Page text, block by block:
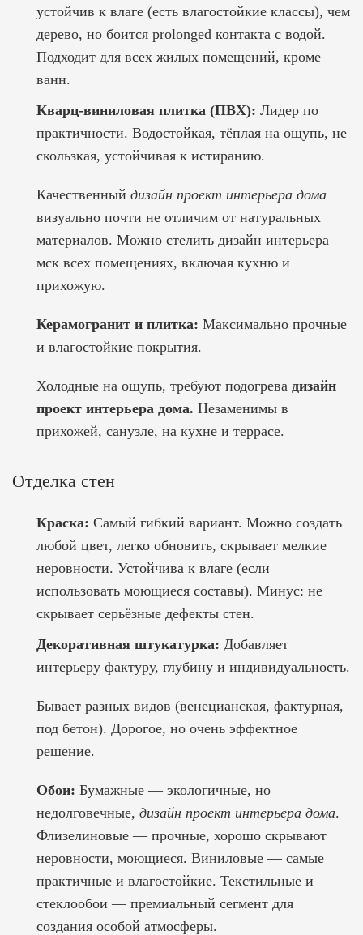
устойчив к влаге (есть влагостойкие классы), чем
дерево, но боится prolonged контакта с водой.
Подходит для всех жилых помещений, кроме
ванн.
Кварц-виниловая плитка (ПВХ): Лидер по
практичности. Водостойкая, тёплая на ощупь, не
скользкая, устойчивая к истиранию.
Качественный дизайн проект интерьера дома
визуально почти не отличим от натуральных
материалов. Можно стелить дизайн интерьера
мск всех помещениях, включая кухню и
прихожую.
Керамогранит и плитка: Максимально прочные
и влагостойкие покрытия.
Холодные на ощупь, требуют подогрева дизайн
проект интерьера дома. Незаменимы в
прихожей, санузле, на кухне и террасе.
Отделка стен
Краска: Самый гибкий вариант. Можно создать
любой цвет, легко обновить, скрывает мелкие
неровности. Устойчива к влаге (если
использовать моющиеся составы). Минус: не
скрывает серьёзные дефекты стен.
Декоративная штукатурка: Добавляет
интерьеру фактуру, глубину и индивидуальность.
Бывает разных видов (венецианская, фактурная,
под бетон). Дорогое, но очень эффектное
решение.
Обои: Бумажные — экологичные, но
недолговечные, дизайн проект интерьера дома.
Флизелиновые — прочные, хорошо скрывают
неровности, моющиеся. Виниловые — самые
практичные и влагостойкие. Текстильные и
стеклообои — премиальный сегмент для
создания особой атмосферы.